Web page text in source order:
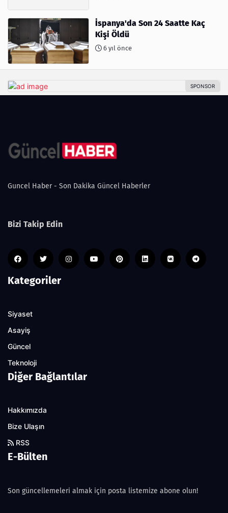
İspanya'da Son 24 Saatte Kaç
Kişi Öldü
6 yıl önce
Guncel Haber - Son Dakika Güncel Haberler
Bizi Takip Edin
Kategoriler
Siyaset
Asayiş
Güncel
Teknoloji
Diğer Bağlantılar
Hakkımızda
Bize Ulaşın
RSS
E-Bülten
Son güncellemeleri almak için posta listemize abone olun!